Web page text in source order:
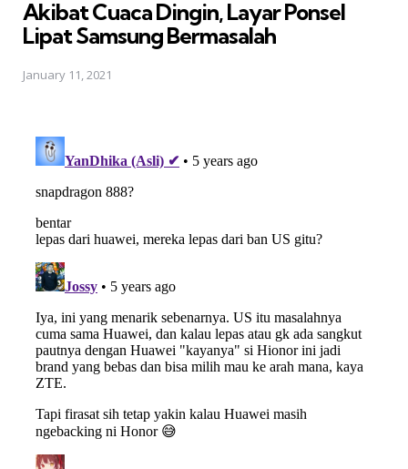
Akibat Cuaca Dingin, Layar Ponsel
Lipat Samsung Bermasalah
January 11, 2021